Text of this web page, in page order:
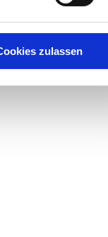
zulassen